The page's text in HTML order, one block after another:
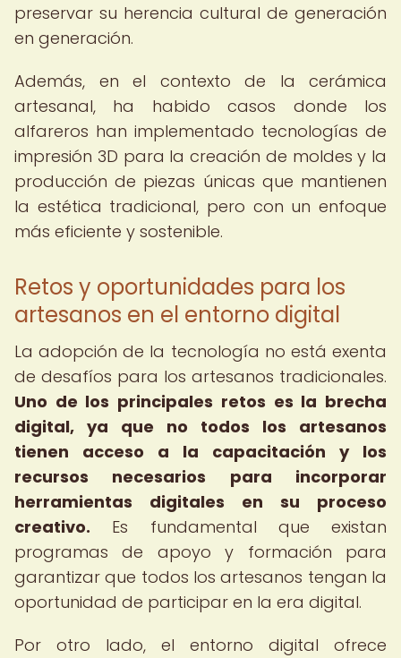
preservar su herencia cultural de generación
en generación.
Además, en el contexto de la cerámica
artesanal, ha habido casos donde los
alfareros han implementado tecnologías de
impresión 3D para la creación de moldes y la
producción de piezas únicas que mantienen
la estética tradicional, pero con un enfoque
más eficiente y sostenible.
Retos y oportunidades para los
artesanos en el entorno digital
La adopción de la tecnología no está exenta
de desafíos para los artesanos tradicionales.
Uno de los principales retos es la brecha
digital, ya que no todos los artesanos
tienen acceso a la capacitación y los
recursos necesarios para incorporar
herramientas digitales en su proceso
creativo. Es fundamental que existan
programas de apoyo y formación para
garantizar que todos los artesanos tengan la
oportunidad de participar en la era digital.
Por otro lado, el entorno digital ofrece